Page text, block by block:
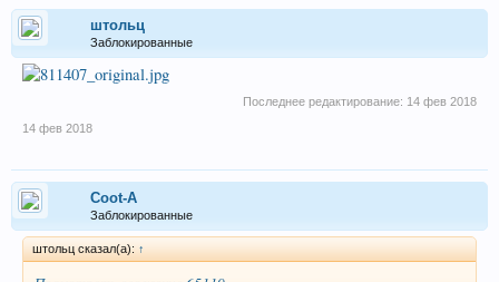
штольц
Заблокированные
Последнее редактирование: 14 фев 2018
14 фев 2018
Coot-A
Заблокированные
штольц сказал(а): ↑